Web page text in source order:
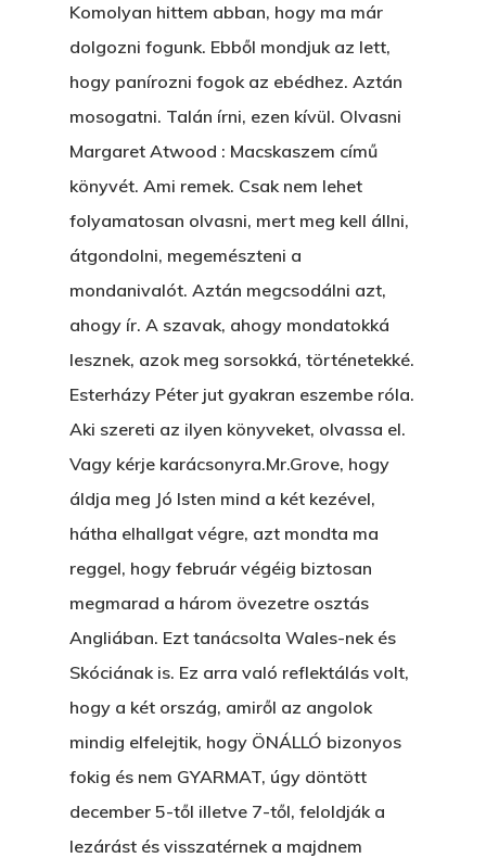
Komolyan hittem abban, hogy ma már
dolgozni fogunk. Ebből mondjuk az lett,
hogy panírozni fogok az ebédhez. Aztán
mosogatni. Talán írni, ezen kívül. Olvasni
Margaret Atwood : Macskaszem című
könyvét. Ami remek. Csak nem lehet
folyamatosan olvasni, mert meg kell állni,
átgondolni, megemészteni a
mondanivalót. Aztán megcsodálni azt,
ahogy ír. A szavak, ahogy mondatokká
lesznek, azok meg sorsokká, történetekké.
Esterházy Péter jut gyakran eszembe róla.
Aki szereti az ilyen könyveket, olvassa el.
Vagy kérje karácsonyra.Mr.Grove, hogy
áldja meg Jó Isten mind a két kezével,
hátha elhallgat végre, azt mondta ma
reggel, hogy február végéig biztosan
megmarad a három övezetre osztás
Angliában. Ezt tanácsolta Wales-nek és
Skóciának is. Ez arra való reflektálás volt,
hogy a két ország, amiről az angolok
mindig elfelejtik, hogy ÖNÁLLÓ bizonyos
fokig és nem GYARMAT, úgy döntött
december 5-től illetve 7-től, feloldják a
lezárást és visszatérnek a majdnem